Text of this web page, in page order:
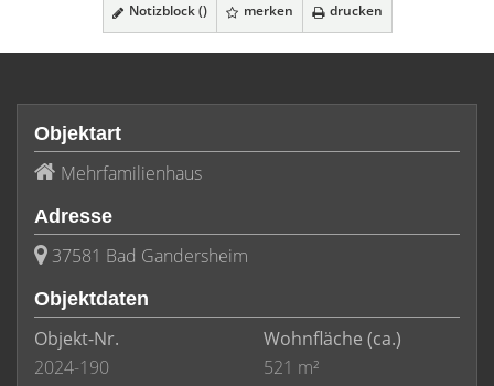
Notizblock () merken drucken
Objektart
Mehrfamilienhaus
Adresse
37581 Bad Gandersheim
Objektdaten
Objekt-Nr.
2024-190
Wohnfläche (ca.)
521 m²